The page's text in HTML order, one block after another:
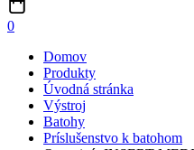
0
Domov
Produkty
Úvodná stránka
Výstroj
Batohy
Príslušenstvo k batohom